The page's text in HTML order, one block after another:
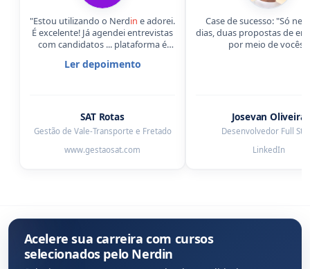
"Estou utilizando o Nerdin e adorei.
É excelente! Já agendei entrevistas
com candidatos ... plataforma é
Ler depoimento
SAT Rotas
Gestão de Vale-Transporte e Fretado
www.gestaosat.com
Case de sucesso: "Só
dias, duas propostas de
por meio de vocês."
Josevan Oliveira
Desenvolvedor Full
LinkedIn
Acelere sua carreira com cursos
selecionados pelo Nerdin